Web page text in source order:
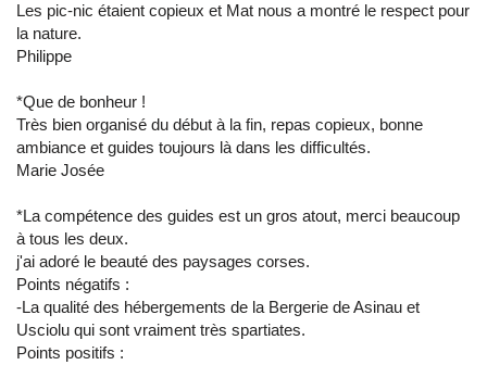
Les pic-nic étaient copieux et Mat nous a montré le respect pour
la nature.
Philippe
*Que de bonheur !
Très bien organisé du début à la fin, repas copieux, bonne
ambiance et guides toujours là dans les difficultés.
Marie Josée
*La compétence des guides est un gros atout, merci beaucoup
à tous les deux.
j'ai adoré le beauté des paysages corses.
Points négatifs :
-La qualité des hébergements de la Bergerie de Asinau et
Usciolu qui sont vraiment très spartiates.
Points positifs :